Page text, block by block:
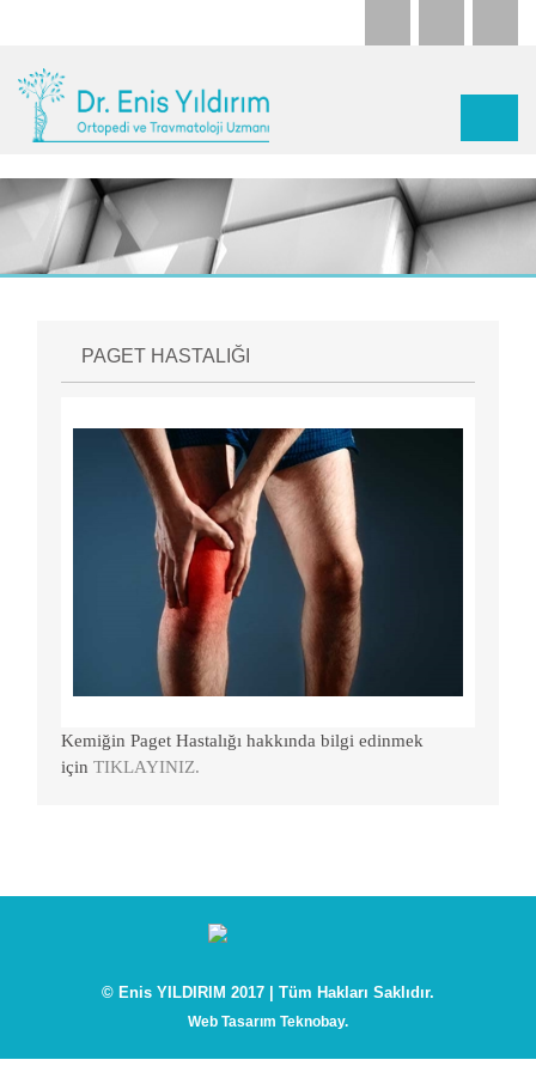
PAGET HASTALIĞI
Kemiğin Paget Hastalığı hakkında bilgi edinmek
için TIKLAYINIZ.
© Enis YILDIRIM 2017 | Tüm Hakları Saklıdır.
Web Tasarım Teknobay.